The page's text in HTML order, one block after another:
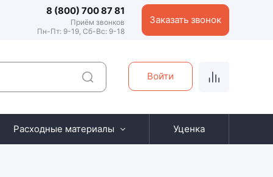
8 (800) 700 87 81
Приём звонков
Пн-Пт: 9-19, Сб-Вс: 9-18
Заказать звонок
Войти
Расходные материалы Уценка